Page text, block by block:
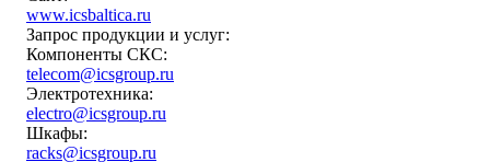
www.icsbaltica.ru
Запрос продукции и услуг:
Компоненты СКС:
telecom@icsgroup.ru
Электротехника:
electro@icsgroup.ru
Шкафы:
racks@icsgroup.ru